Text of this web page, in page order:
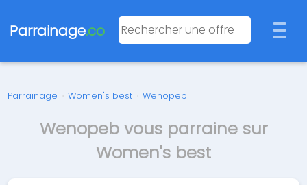
Parrainage.co
Parrainage › Women's best › Wenopeb
Wenopeb vous parraine sur
Women's best